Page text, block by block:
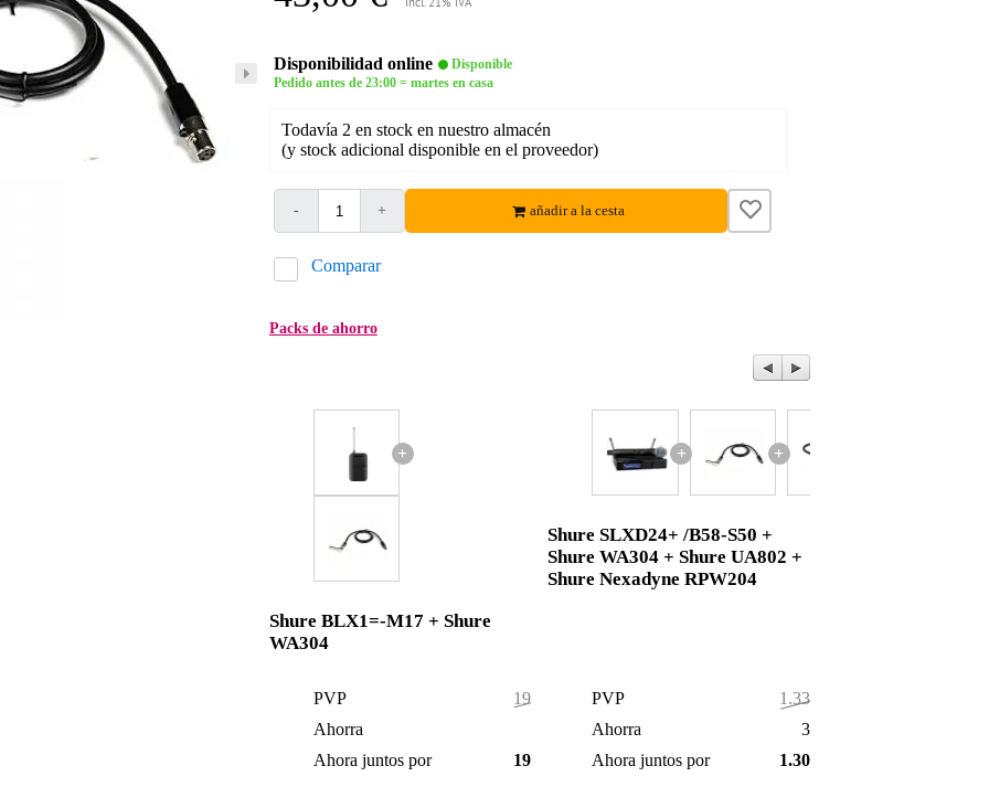
incl. 21% IVA
Disponibilidad online
Disponible
Pedido antes de 23:00 = martes en casa
Todavía 2 en stock en nuestro almacén
(y stock adicional disponible en el proveedor)
- + añadir a la cesta
Comparar
Packs de ahorro
+
Shure BLX1=-M17 + Shure
WA304
PVP
198,00 €
Ahorra
Ahora juntos por
195,00 €
+ +
Shure SLXD24+ /B58-S50 +
Shure WA304 + Shure UA802 +
Shure Nexadyne RPW204
PVP
1.338,00 €
Ahorra
30,00 €
Ahora juntos por
1.308,00 €